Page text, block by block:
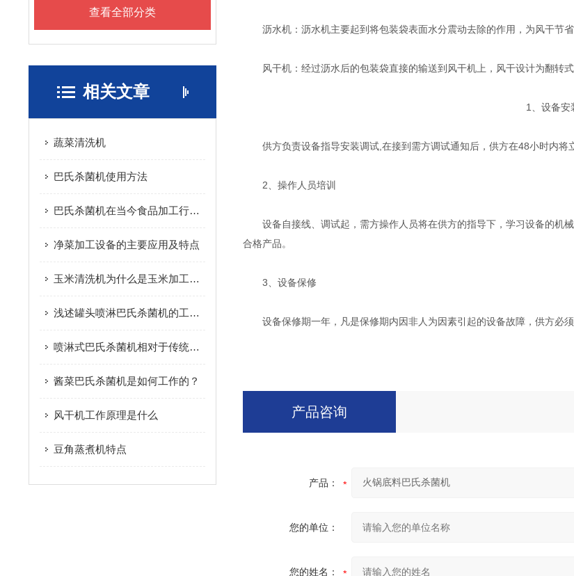
查看全部分类
相关文章
蔬菜清洗机
巴氏杀菌机使用方法
巴氏杀菌机在当今食品加工行业的地位
净菜加工设备的主要应用及特点
玉米清洗机为什么是玉米加工设备中的重要环节
浅述罐头喷淋巴氏杀菌机的工艺原理
喷淋式巴氏杀菌机相对于传统杀菌机的优势介绍
酱菜巴氏杀菌机是如何工作的？
风干机工作原理是什么
豆角蒸煮机特点
沥水机：沥水机主要起到将包装袋表面水分震动去除的作用，为风干节省
风干机：经过沥水后的包装袋直接的输送到风干机上，风干设计为翻转式
1、设备安
供方负责设备指导安装调试,在接到需方调试通知后，供方在48小时内将
2、操作人员培训
设备自接线、调试起，需方操作人员将在供方的指导下，学习设备的机
合格产品。
3、设备保修
设备保修期一年，凡是保修期内因非人为因素引起的设备故障，供方必须
产品咨询
产品：
您的单位：
您的姓名：